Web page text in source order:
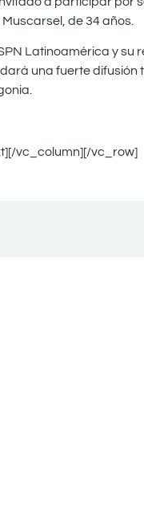
de 34 años.
Latinoamérica y su
una fuerte
vc_column][/vc_row]